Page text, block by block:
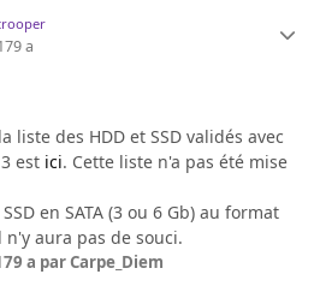
9 a
liste des HDD et SSD validés avec
est ici. Cette liste n'a pas été mise
en SATA (3 ou 6 Gb) au format
n'y aura pas de souci.
9 a par Carpe_Diem